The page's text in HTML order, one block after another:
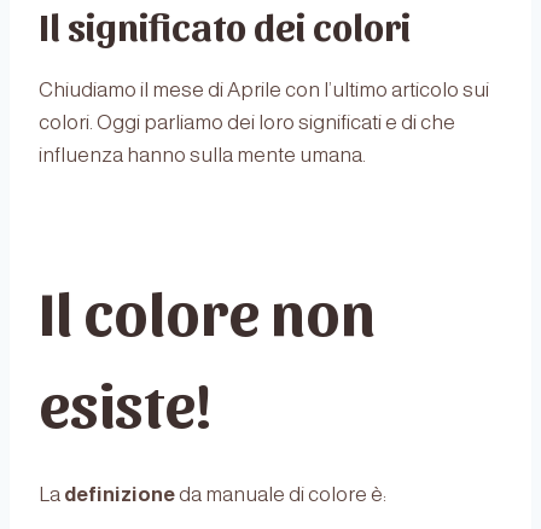
Il significato dei colori
Chiudiamo il mese di Aprile con l’ultimo articolo sui
colori. Oggi parliamo dei loro significati e di che
influenza hanno sulla mente umana.
Il colore non
esiste!
La definizioneda manuale di colore è: